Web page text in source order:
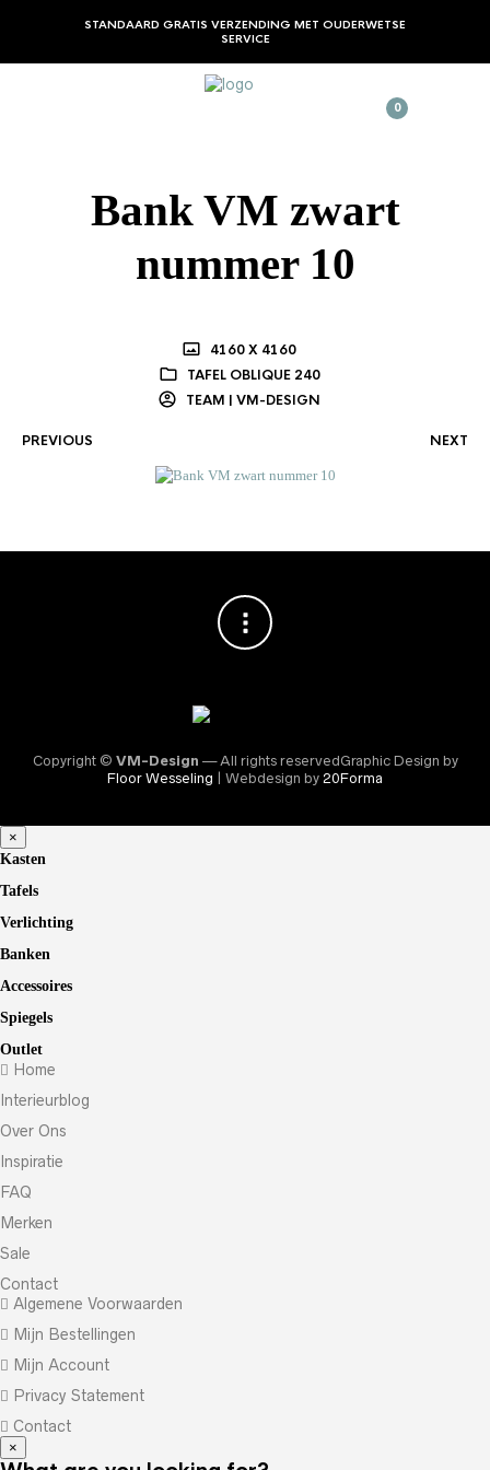
STANDAARD GRATIS VERZENDING MET OUDERWETSE
SERVICE
0
Bank VM zwart
nummer 10
4160 X 4160
TAFEL OBLIQUE 240
TEAM | VM-DESIGN
PREVIOUS NEXT
Copyright © VM-Design — All rights reservedGraphic Design by
Floor Wesseling | Webdesign by 20Forma
×
Kasten
Tafels
Verlichting
Banken
Accessoires
Spiegels
Outlet
Home
Interieurblog
Over Ons
Inspiratie
FAQ
Merken
Sale
Contact
Algemene Voorwaarden
Mijn Bestellingen
Mijn Account
Privacy Statement
Contact
×